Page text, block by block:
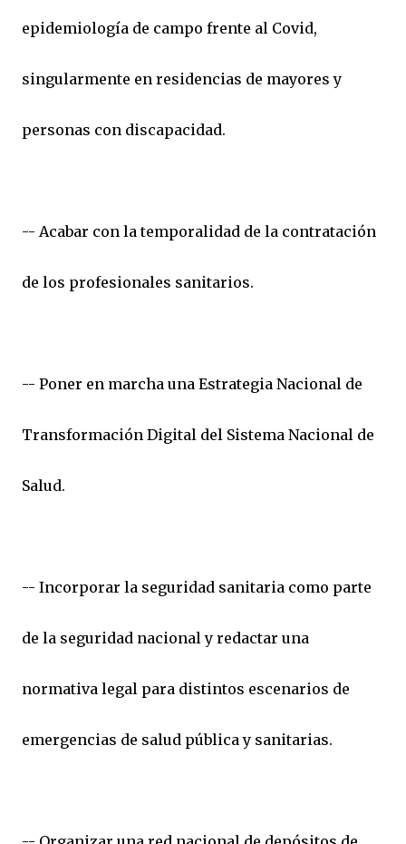
epidemiología de campo frente al Covid,
singularmente en residencias de mayores y
personas con discapacidad.
-- Acabar con la temporalidad de la contratación
de los profesionales sanitarios.
-- Poner en marcha una Estrategia Nacional de
Transformación Digital del Sistema Nacional de
Salud.
-- Incorporar la seguridad sanitaria como parte
de la seguridad nacional y redactar una
normativa legal para distintos escenarios de
emergencias de salud pública y sanitarias.